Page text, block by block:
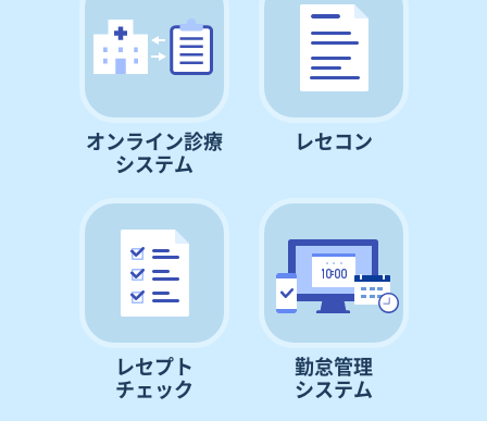
オンライン診療
システム
レセコン
レセプト
チェック
勤怠管理
システム